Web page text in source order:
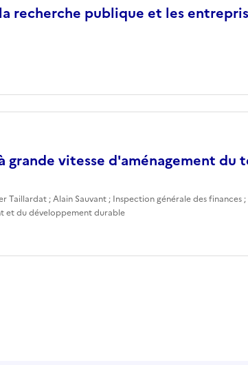
recherche publique et les
grande vitesse d'aménagement du
Taillardat ;Alain Sauvant ; Inspection générale des finances ;
et du développement durable